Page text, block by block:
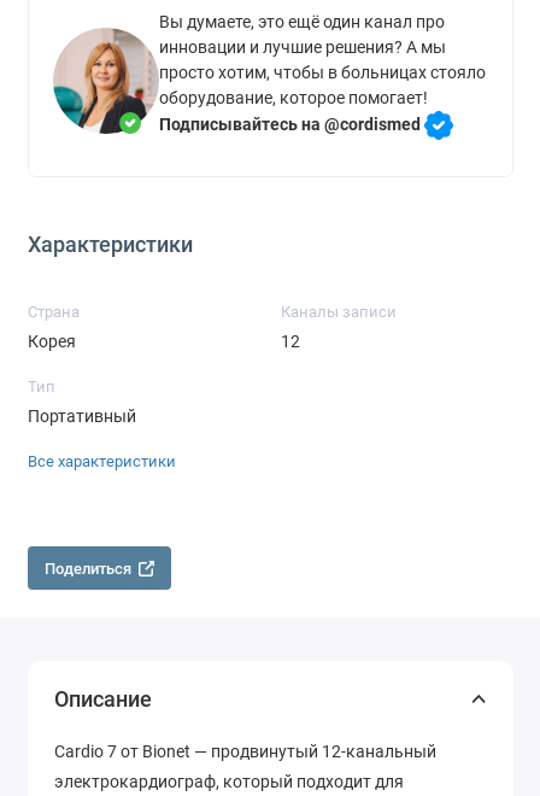
Вы думаете, это ещё один канал про
инновации и лучшие решения? А мы
просто хотим, чтобы в больницах стояло
оборудование, которое помогает!
Подписывайтесь на @cordismed
Характеристики
Страна
Корея
Каналы записи
12
Тип
Портативный
Все характеристики
Поделиться
Описание
Cardio 7 от Bionet — продвинутый 12-канальный
электрокардиограф, который подходит для